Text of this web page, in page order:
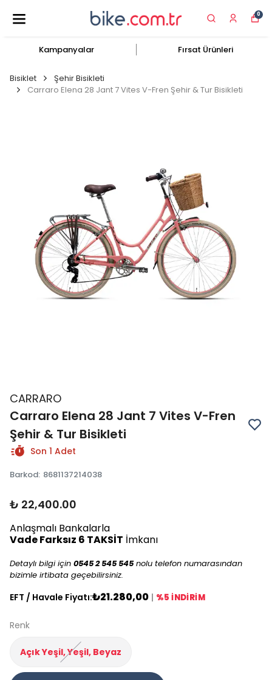
0
Kampanyalar Fırsat Ürünleri
Bisiklet
Şehir Bisikleti
Carraro Elena 28 Jant 7 Vites V-Fren Şehir & Tur Bisikleti
CARRARO
Carraro Elena 28 Jant 7 Vites V-Fren
Şehir & Tur Bisikleti
Son 1 Adet
Barkod: 8681137214038
₺ 22,400.00
Anlaşmalı Bankalarla
Vade Farksız 6 TAKSİT İmkanı
Detaylı bilgi için 0545 2 545 545nolu telefon numarasından
bizimle irtibata geçebilirsiniz.
EFT / Havale Fiyatı:₺21.280,00 | %5 İNDİRİM
Renk
Açık Yeşil, Yeşil, Beyaz